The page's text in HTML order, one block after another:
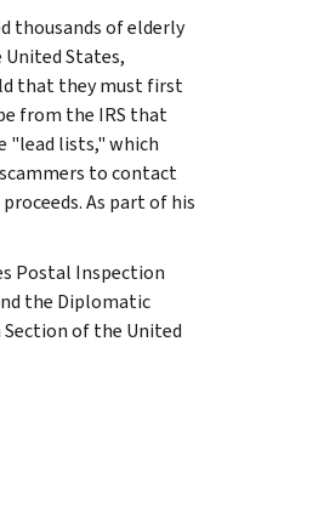
thousands of elderly
States,
that they must first
from the IRS that
"lead lists," which
to contact
As part of his
Postal Inspection
the Diplomatic
Section of the United